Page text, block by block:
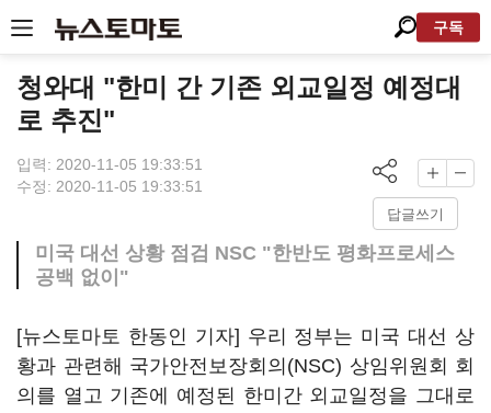
구독
청와대 "한미 간 기존 외교일정 예정대
로 추진"
입력: 2020-11-05 19:33:51
수정: 2020-11-05 19:33:51
답글쓰기
미국 대선 상황 점검 NSC "한반도 평화프로세스
공백 없이"
[뉴스토마토 한동인 기자] 우리 정부는 미국 대선 상
황과 관련해 국가안전보장회의(NSC) 상임위원회 회
의를 열고 기존에 예정된 한미간 외교일정을 그대로